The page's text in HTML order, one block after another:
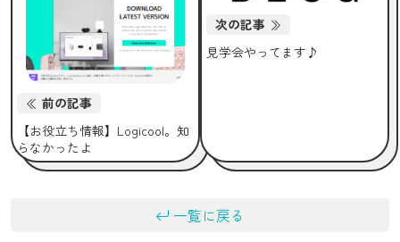
前の記事
【お役立ち情報】Logicool。知
らなかったよ
次の記事
見学会やってます♪
一覧に戻る